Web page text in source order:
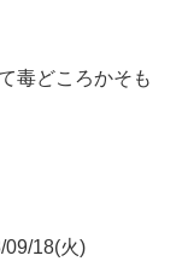
毒どころかそも
09/18(火)